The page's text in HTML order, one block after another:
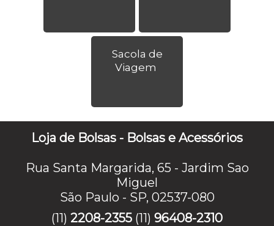
Sacola de
Viagem
Loja de Bolsas - Bolsas e Acessórios
Rua Santa Margarida, 65 - Jardim Sao
Miguel
São Paulo - SP, 02537-080
(11) 2208-2355 (11) 96408-2310